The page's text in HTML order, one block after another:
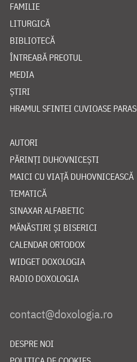
FAMILIE
LITURGICĂ
BIBLIOTECĂ
ÎNTREABĂ PREOTUL
MEDIA
ȘTIRI
HRAMUL SFINTEI CUVIOASE
AUTORI
PĂRINȚI DUHOVNICEȘTI
MAICI CU VIAȚĂ DUHOVNICEASCĂ
TEMATICĂ
SINAXAR ALFABETIC
MĂNĂSTIRI ȘI BISERICI
CALENDAR ORTODOX
WIDGET DOXOLOGIA
RADIO DOXOLOGIA
DESPRE NOI